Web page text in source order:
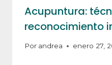
Acupuntura:
reconocimiento
Por andrea enero 27,